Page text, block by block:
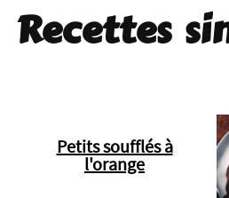
Recettes
Petits soufflés à
l'orange